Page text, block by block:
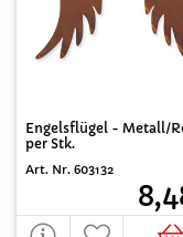
Engelsflügel - Metall/
per Stk.
Art. Nr. 603132